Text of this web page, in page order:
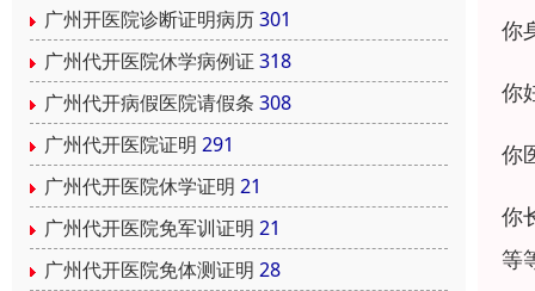
广州开医院诊断证明病历301
广州代开医院休学病例证 318
广州代开病假医院请假条 308
广州代开医院证明 291
广州代开医院休学证明 21
广州代开医院免军训证明 21
广州代开医院免体测证明 28
你
你
你
你
等